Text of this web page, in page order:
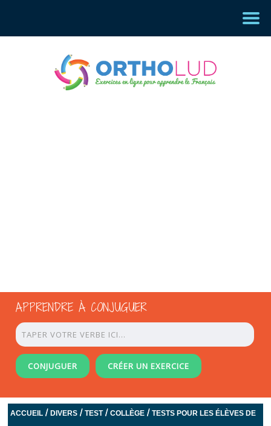
APPRENDRE À CONJUGUER
CONJUGUER CRÉER UN EXERCICE
ACCUEIL /DIVERS /TEST/COLLÈGE /TESTS POUR LES ÉLÈVES DE